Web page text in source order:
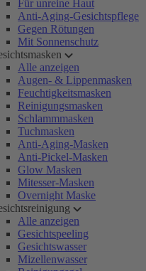
Für unreine Haut
Anti-Aging-Gesichtspflege
Gegen Rötungen
Mit Sonnenschutz
Alle anzeigen
Augen- & Lippenmasken
Feuchtigkeitsmasken
Reinigungsmasken
Schlammmasken
Tuchmasken
Anti-Aging-Masken
Anti-Pickel-Masken
Glow Masken
Mitesser-Masken
Overnight Maske
Alle anzeigen
Gesichtspeeling
Gesichtswasser
Mizellenwasser